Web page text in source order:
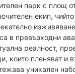
парк с площ
екип,
в превъзходни
реалност,
които пленяват и
уникален